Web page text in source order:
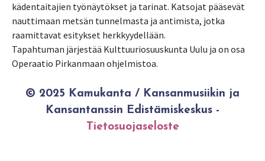
kädentaitajien työnäytökset ja tarinat. Katsojat pääsevät
nauttimaan metsän tunnelmasta ja antimista, jotka
raamittavat esitykset herkkyydellään.
Tapahtuman järjestää Kulttuuriosuuskunta Uulu ja on osa
© 2025 Kamukanta / Kansanmusiikin ja
Kansantanssin Edistämiskeskus -
Tietosuojaseloste